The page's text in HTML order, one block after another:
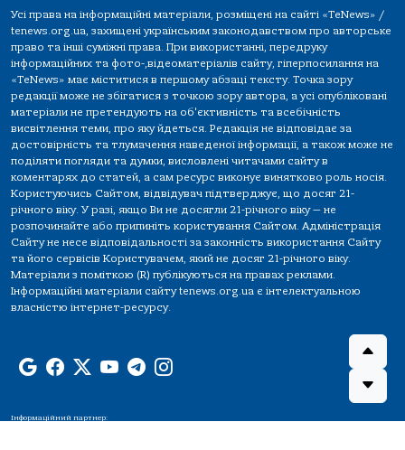
Усі права на інформаційні матеріали, розміщені на сайті «TeNews» /
tenews.org.ua, захищені українським законодавством про авторське
право та інші суміжні права. При використанні, передруку
інформаційних та фото-,відеоматеріалів сайту, гіперпосилання на
«TeNews» має міститися в першому абзаці тексту. Точка зору
редакції може не збігатися з точкою зору автора, а усі опубліковані
матеріали не претендують на об'єктивність та всебічність
висвітлення теми, про яку йдеться. Редакція не відповідає за
достовірність та тлумачення наведеної інформації, а також може не
поділяти погляди та думки, висловлені читачами сайту в
коментарях до статей, а сам ресурс виконує винятково роль носія.
Користуючись Сайтом, відвідувач підтверджує, що досяг 21-
річного віку. У разі, якщо Ви не досягли 21-річного віку — не
розпочинайте або припиніть користування Сайтом. Адміністрація
Сайту не несе відповідальності за законність використання Сайту
та його сервісів Користувачем, який не досяг 21-річного віку.
Матеріали з поміткою (R) публікуються на правах реклами.
Інформаційні матеріали сайту tenews.org.ua є інтелектуальною
власністю інтернет-ресурсу.
Інформаційний партнер: